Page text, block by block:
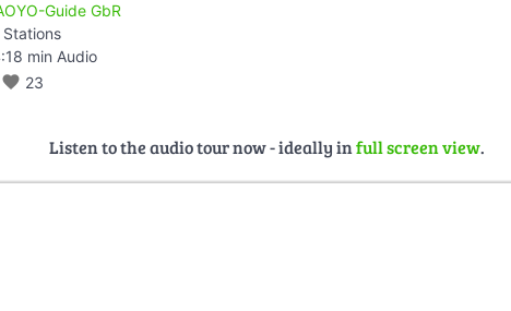
Guide GbR
Stations
min Audio
favorite 23
Listen to the audio tour now - ideally infull screen view.